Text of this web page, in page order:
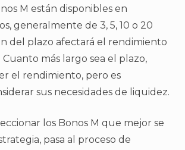
M están disponibles en
generalmente de 3, 5, 10 o 20
del plazo afectará el rendimiento
Cuanto más largo sea el plazo,
el rendimiento, pero es
sus necesidades de liquidez.
los Bonos M que mejor se
pasa al proceso de